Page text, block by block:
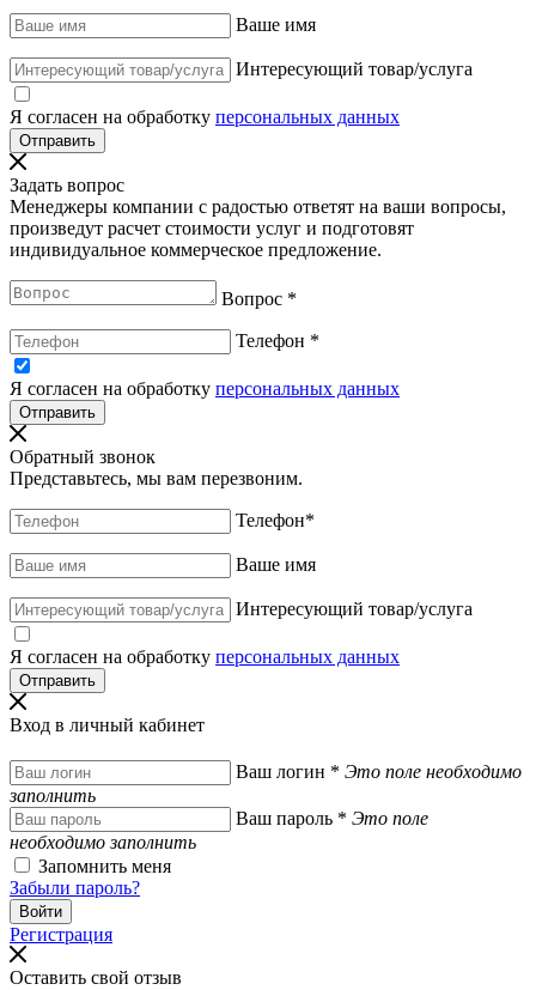
Ваше имя
Интересующий товар/услуга
Я согласен на обработку персональных данных
Задать вопрос
Менеджеры компании с радостью ответят на ваши вопросы,
произведут расчет стоимости услуг и подготовят
индивидуальное коммерческое предложение.
Вопрос *
Телефон *
Я согласен на обработку персональных данных
Обратный звонок
Представьтесь, мы вам перезвоним.
Телефон*
Ваше имя
Интересующий товар/услуга
Я согласен на обработку персональных данных
Вход в личный кабинет
Ваш логин * Это поле необходимо
заполнить
Ваш пароль * Это поле
необходимо заполнить
Запомнить меня
Забыли пароль?
Регистрация
Оставить свой отзыв